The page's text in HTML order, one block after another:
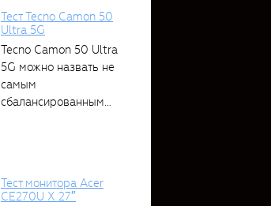
Тест Tecno Camon 50
Ultra 5G
Tecno Camon 50 Ultra
5G можно назвать не
самым
сбалансированным
Тест монитора Acer
CE270U X 27″